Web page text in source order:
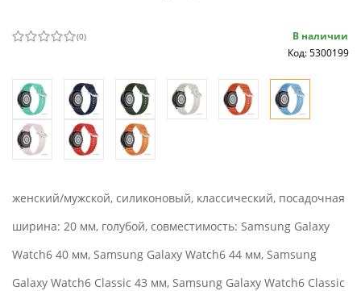
(0)
В наличии
Код: 5300199
женский/мужской, силиконовый, классический, посадочная
ширина: 20 мм, голубой, совместимость: Samsung Galaxy
Watch6 40 мм, Samsung Galaxy Watch6 44 мм, Samsung
Galaxy Watch6 Classic 43 мм, Samsung Galaxy Watch6 Classic